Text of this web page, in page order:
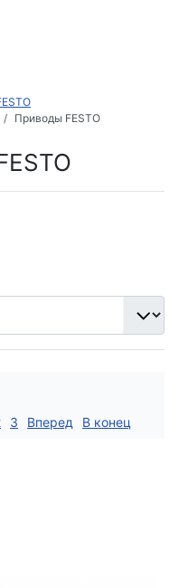
Приводы FESTO
3 Вперед В конец